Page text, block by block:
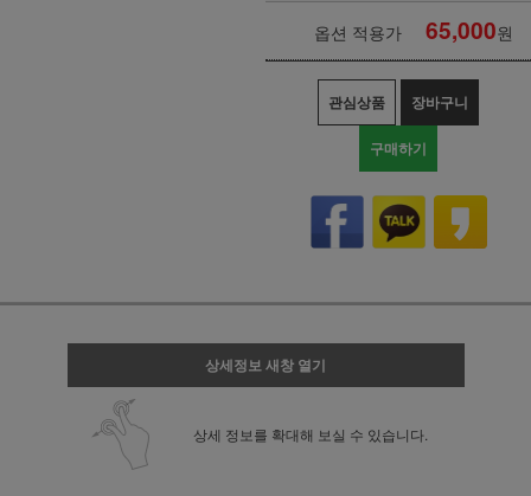
옵션 적용가 65,000원
관심상품 장바구니
구매하기
상세정보 새창 열기
상세 정보를 확대해 보실 수 있습니다.